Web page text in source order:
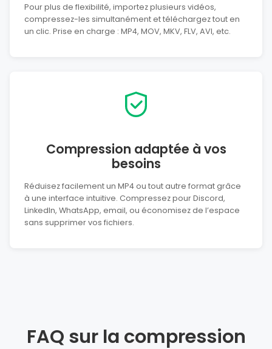
Pour plus de flexibilité, importez plusieurs vidéos,
compressez-les simultanément et téléchargez tout en
un clic. Prise en charge : MP4, MOV, MKV, FLV, AVI, etc.
Compression adaptée à vos
besoins
Réduisez facilement un MP4 ou tout autre format grâce
à une interface intuitive. Compressez pour Discord,
LinkedIn, WhatsApp, email, ou économisez de l’espace
sans supprimer vos fichiers.
FAQ sur la compression